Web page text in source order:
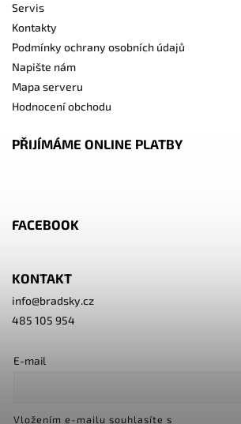
Servis
Kontakty
Podmínky ochrany osobních údajů
Napište nám
Mapa serveru
Hodnocení obchodu
PŘIJÍMÁME ONLINE PLATBY
FACEBOOK
KONTAKT
info@bradsky.cz
485 105 954
E-mail
Vložením e-mailu souhlasíte s